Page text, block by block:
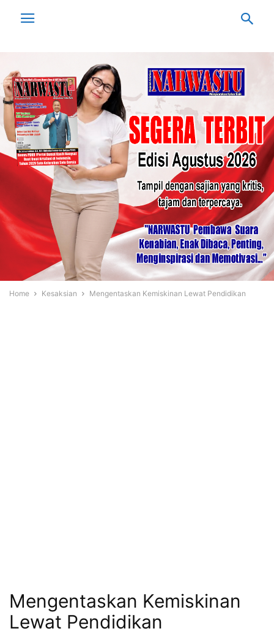
Home Kesaksian Mengentaskan Kemiskinan Lewat Pendidikan
Mengentaskan Kemiskinan
Lewat Pendidikan